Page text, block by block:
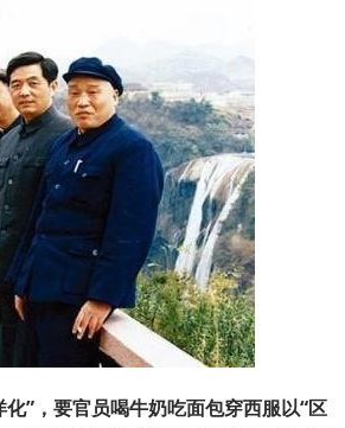
”，要官员喝牛奶吃面包穿西服以“区